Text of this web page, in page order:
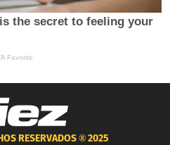
RESERVADOS ®2025